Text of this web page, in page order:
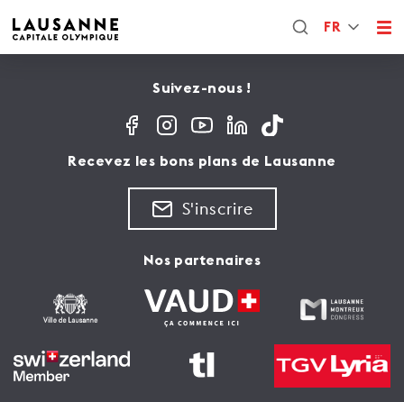
FR
Suivez-nous !
Recevez les bons plans de Lausanne
S'inscrire
Nos partenaires